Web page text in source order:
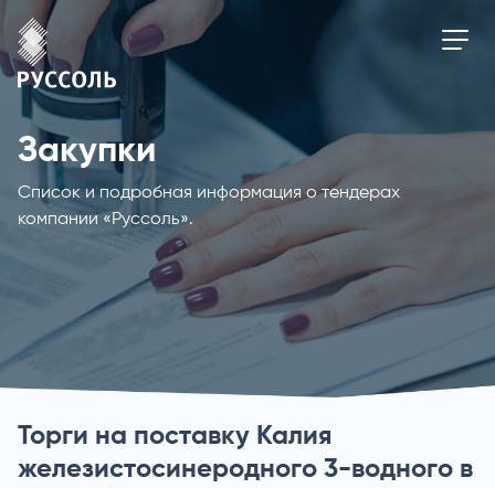
Закупки
Список и подробная информация о тендерах
компании «Руссоль».
Торги на поставку Калия
железистосинеродного 3-водного в